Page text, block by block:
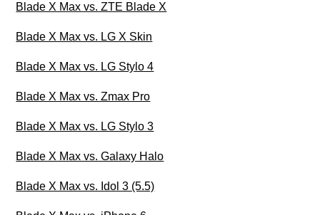
Blade X Max vs. ZTE Blade X
Blade X Max vs. LG X Skin
Blade X Max vs. LG Stylo 4
Blade X Max vs. Zmax Pro
Blade X Max vs. LG Stylo 3
Blade X Max vs. Galaxy Halo
Blade X Max vs. Idol 3 (5.5)